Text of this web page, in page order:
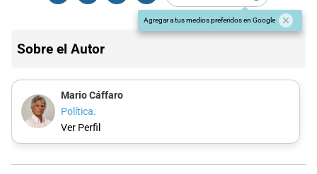
Agregar a tus medios preferidos en Google
Sobre el Autor
Mario Cáffaro
Política.
Ver Perfil